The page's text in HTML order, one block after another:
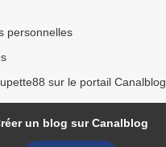
personnelles
sur le portail Canalblog
un blog sur Canalblog